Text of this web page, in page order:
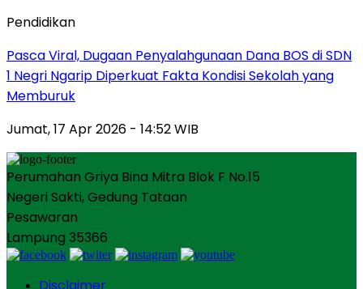
Pendidikan
Pasca Viral, Dugaan Penyalahgunaan Dana BOS di SDN
1 Negri Ngarip Diperkuat Fakta Kondisi Sekolah yang
Memburuk
Jumat, 17 Apr 2026 - 14:52 WIB
Perumahan Griya Bina Mitra Blok F No.15
Negeri Sakti, Gedung Tataan
Pesawaran
Lampung 35366
Disclaimer